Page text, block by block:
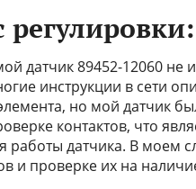
датчик 89452-12060 не
инструкции в сети
но мой датчик
контактов, что
работы датчика. В моем
и проверке их на